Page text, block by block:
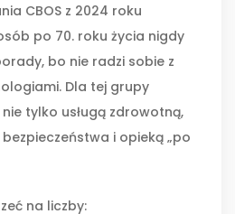
CBOS z 2024 roku
po 70. roku życia nigdy
bo nie radzi sobie z
Dla tej grupy
tylko usługą zdrowotną,
i opieką „po
na liczby: